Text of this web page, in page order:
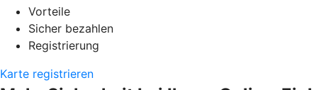
Vorteile
Sicher bezahlen
Registrierung
Karte registrieren